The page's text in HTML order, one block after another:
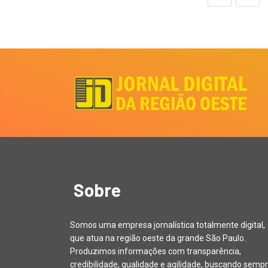
Sobre
Somos uma empresa jornalística totalmente digital,
que atua na região oeste da grande São Paulo.
Produzimos informações com transparência,
credibilidade, qualidade e agilidade, buscando